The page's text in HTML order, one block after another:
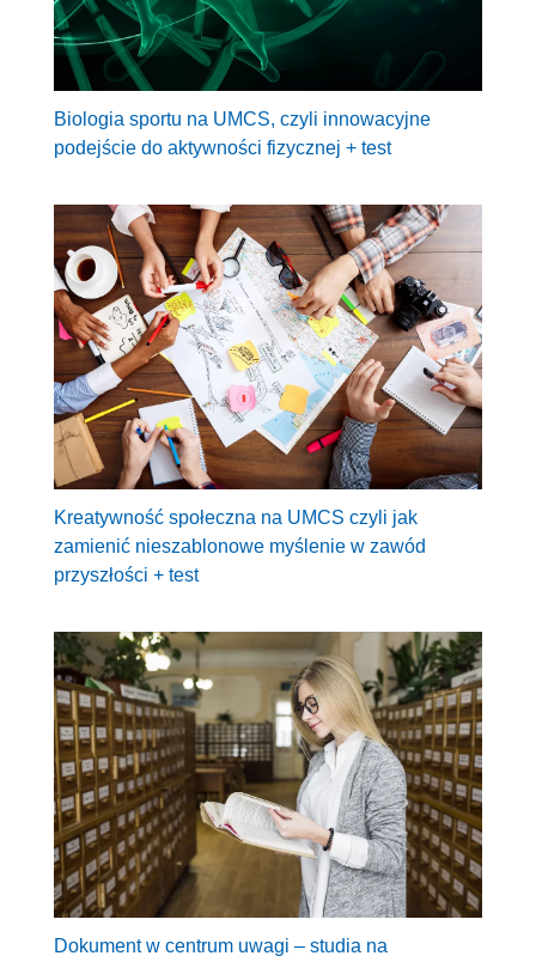
Biologia sportu na UMCS, czyli innowacyjne
podejście do aktywności fizycznej + test
Kreatywność społeczna na UMCS czyli jak
zamienić nieszablonowe myślenie w zawód
przyszłości + test
Dokument w centrum uwagi – studia na